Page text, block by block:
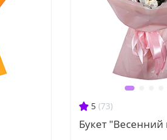
5 (73)
Букет "Весенний